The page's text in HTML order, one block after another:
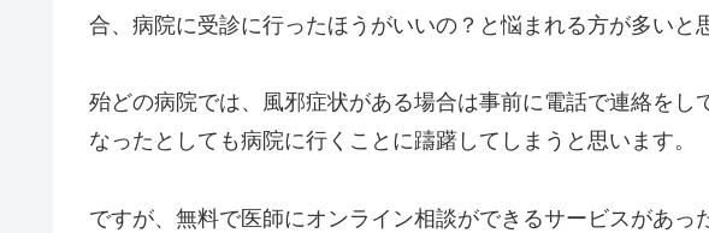
合、病院に受診に行ったほうがいいの？と悩まれる方が多いと
殆どの病院では、風邪症状がある場合は事前に電話で連絡をし
なったとしても病院に行くことに躊躇してしまうと思います。
ですが、無料で医師にオンライン相談ができるサービスがあっ